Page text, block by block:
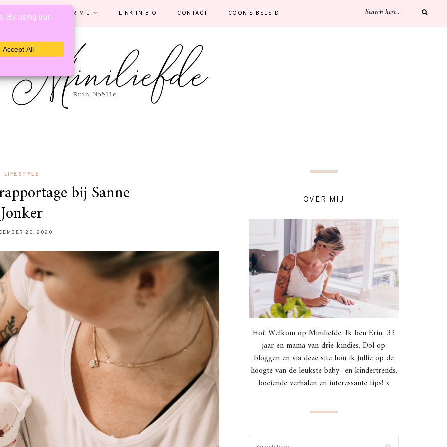
OVER MIJ LINK IN BIO CONTACT COOKIE BELEID
LIFESTYLE
bij Sanne
Jonker
20, 2020
OVER MIJ
Hoi! Welkom op Miniliefde. Ik ben Erin, 32
jaar en mama van drie kindjes. Dol op
bloggen en via deze site hou ik jullie op de
hoogte van de leukste baby- en kindertrends,
boeiende verhalen en interessante tips! x